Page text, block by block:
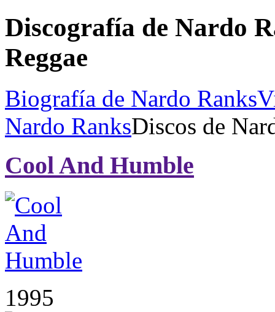
Discografía de Nardo
Reggae
Biografía de Nardo Ranks
Nardo RanksDiscos de
Cool And Humble
1995